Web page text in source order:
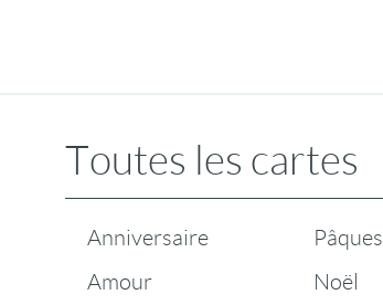
Toutes les cartes
Anniversaire
Amour
Pâques
Noël